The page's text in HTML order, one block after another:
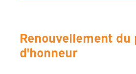
Renouvellement du
d'honneur